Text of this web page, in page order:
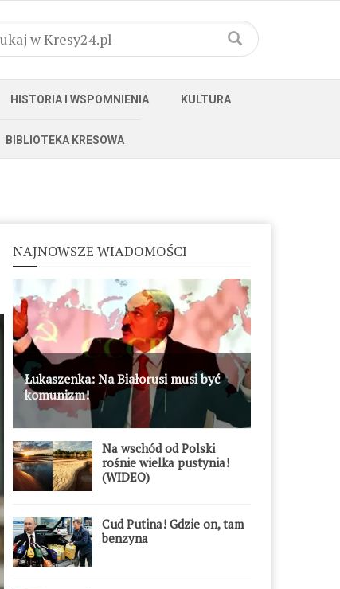
HISTORIA I WSPOMNIENIA KULTURA
BIBLIOTEKA KRESOWA
NAJNOWSZE WIADOMOŚCI
Łukaszenka: Na Białorusi musi być
komunizm!
Na wschód od Polski
rośnie wielka pustynia!
(WIDEO)
Cud Putina! Gdzie on, tam
benzyna